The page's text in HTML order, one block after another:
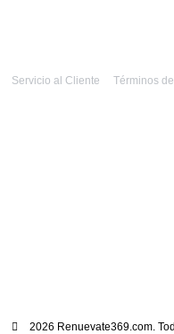
2026 Renuevate369.com.
Servicio al Cliente Términos